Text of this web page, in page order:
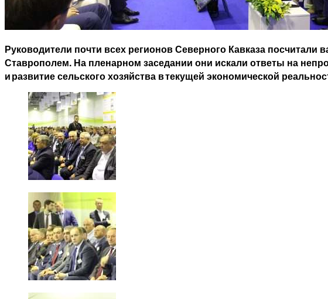
Руководители почти всех регионов Северного Кавказа
Ставрополем. На пленарном заседании они искали ответы на
и развитие сельского хозяйства в текущей экономической